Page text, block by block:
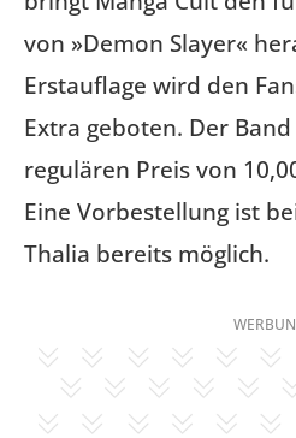
von »Demon Slayer«
Erstauflage wird den
Extra geboten. Der
regulären Preis von
Eine Vorbestellung ist
Thalia bereits möglich.